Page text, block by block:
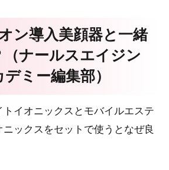
ン導入美顔器と一緒
（ナールスエイジン
ミー編集部）
トイオニックスとモバイルエステ
ックスをセットで使うとなぜ良